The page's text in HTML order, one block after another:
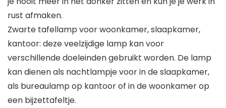
rust afmaken.
Zwarte tafellamp voor woonkamer, slaapkamer,
kantoor: deze veelzijdige lamp kan voor
verschillende doeleinden gebruikt worden. De lamp
kan dienen als nachtlampje voor in de slaapkamer,
als bureaulamp op kantoor of in de woonkamer op
een bijzettafeltje.